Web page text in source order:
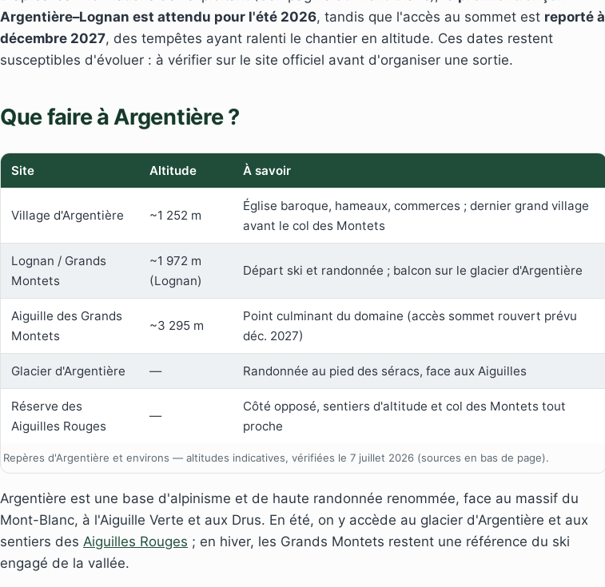
Argentière–Lognan est attendu pour l'été 2026, tandis que l'accès au sommet est reporté à
décembre 2027, des tempêtes ayant ralenti le chantier en altitude. Ces dates restent
susceptibles d'évoluer : à vérifier sur le site officiel avant d'organiser une sortie.
Que faire à Argentière ?
Repères d'Argentière et environs — altitudes indicatives, vérifiées le 7 juillet 2026 (sources en bas de page).
Site Altitude À savoir
Village d'Argentière ~1 252 m
Église baroque, hameaux, commerces ; dernier grand village
avant le col des Montets
Lognan / Grands
Montets
~1 972 m
(Lognan)
Départ ski et randonnée ; balcon sur le glacier d'Argentière
Aiguille des Grands
Montets
~3 295 m
Point culminant du domaine (accès sommet rouvert prévu
déc. 2027)
Glacier d'Argentière — Randonnée au pied des séracs, face aux Aiguilles
Réserve des
Aiguilles Rouges
—
Côté opposé, sentiers d'altitude et col des Montets tout
proche
Argentière est une base d'alpinisme et de haute randonnée renommée, face au massif du
Mont-Blanc, à l'Aiguille Verte et aux Drus. En été, on y accède au glacier d'Argentière et aux
sentiers des Aiguilles Rouges ; en hiver, les Grands Montets restent une référence du ski
engagé de la vallée.